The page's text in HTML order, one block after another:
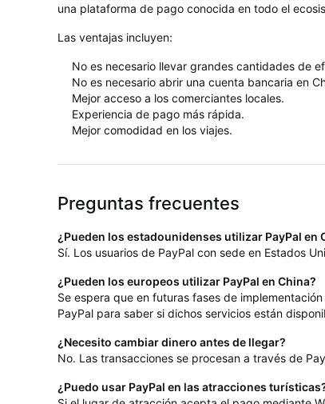
una plataforma de pago conocida en todo el
Las ventajas incluyen:
No es necesario llevar grandes cantidades de
No es necesario abrir una cuenta bancaria en
Mejor acceso a los comerciantes locales.
Experiencia de pago más rápida.
Mejor comodidad en los viajes.
Preguntas frecuentes
¿Pueden los estadounidenses utilizar PayPal en
Sí. Los usuarios de PayPal con sede en Estados
¿Pueden los europeos utilizar PayPal en China?
Se espera que en futuras fases de
PayPal para saber si dichos servicios están
¿Necesito cambiar dinero antes de llegar?
No. Las transacciones se procesan a través de
¿Puedo usar PayPal en las atracciones